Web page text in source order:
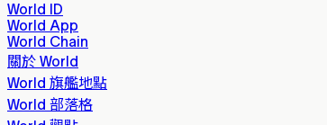
World ID
World App
World Chain
關於 World
World 旗艦地點
World 部落格